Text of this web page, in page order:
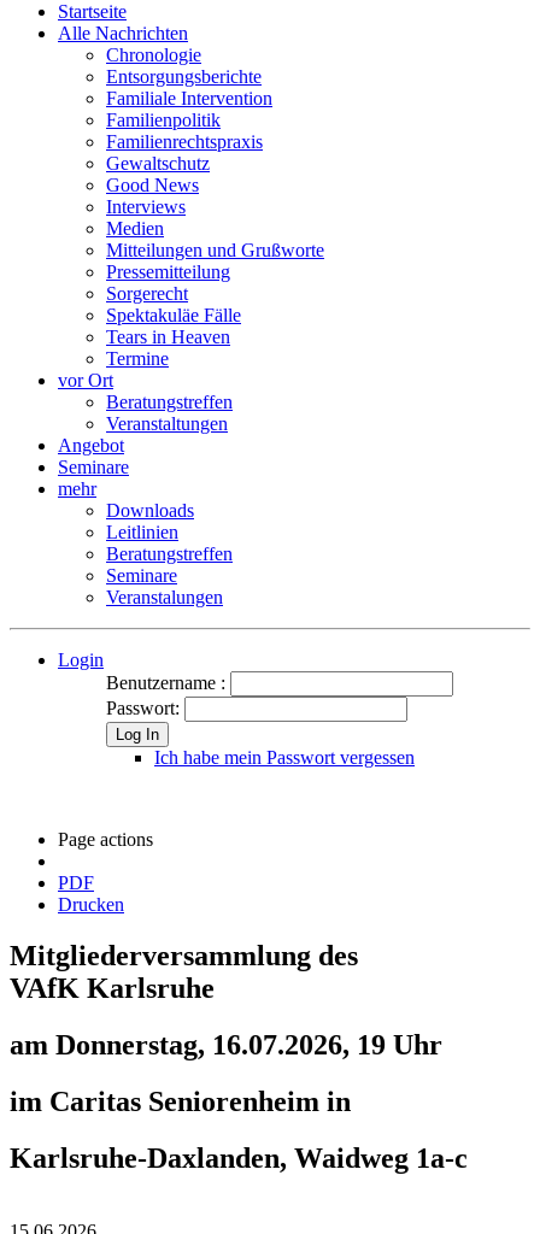
Startseite
Alle Nachrichten
Chronologie
Entsorgungsberichte
Familiale Intervention
Familienpolitik
Familienrechtspraxis
Gewaltschutz
Good News
Interviews
Medien
Mitteilungen und Grußworte
Pressemitteilung
Sorgerecht
Spektakuläe Fälle
Tears in Heaven
Termine
vor Ort
Beratungstreffen
Veranstaltungen
Angebot
Seminare
mehr
Downloads
Leitlinien
Beratungstreffen
Seminare
Veranstalungen
Login
Benutzername :
Passwort:
Log In
Ich habe mein Passwort vergessen
Page actions
PDF
Drucken
Mitgliederversammlung des
VAfK Karlsruhe
am Donnerstag, 16.07.2026, 19 Uhr
im Caritas Seniorenheim in
Karlsruhe-Daxlanden, Waidweg 1a-c